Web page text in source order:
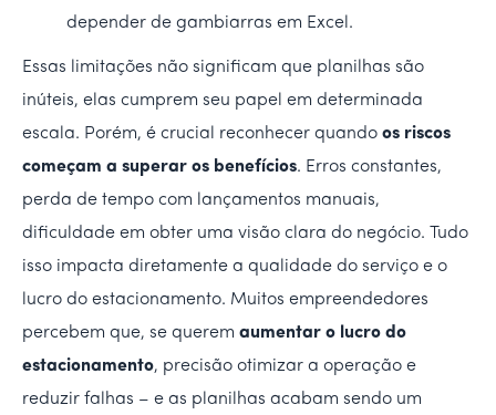
depender de gambiarras em Excel.
Essas limitações não significam que planilhas são
inúteis, elas cumprem seu papel em determinada
escala. Porém, é crucial reconhecer quando os riscos
começam a superar os benefícios. Erros constantes,
perda de tempo com lançamentos manuais,
dificuldade em obter uma visão clara do negócio. Tudo
isso impacta diretamente a qualidade do serviço e o
lucro do estacionamento. Muitos empreendedores
percebem que, se querem aumentar o lucro do
estacionamento, precisão otimizar a operação e
reduzir falhas – e as planilhas acabam sendo um